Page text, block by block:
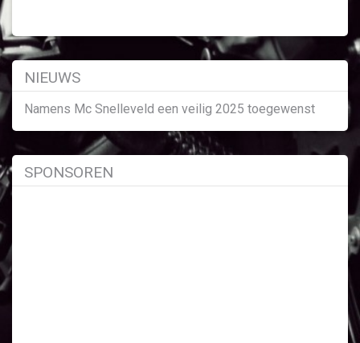
NIEUWS
Namens Mc Snelleveld een veilig 2025 toegewenst
SPONSOREN